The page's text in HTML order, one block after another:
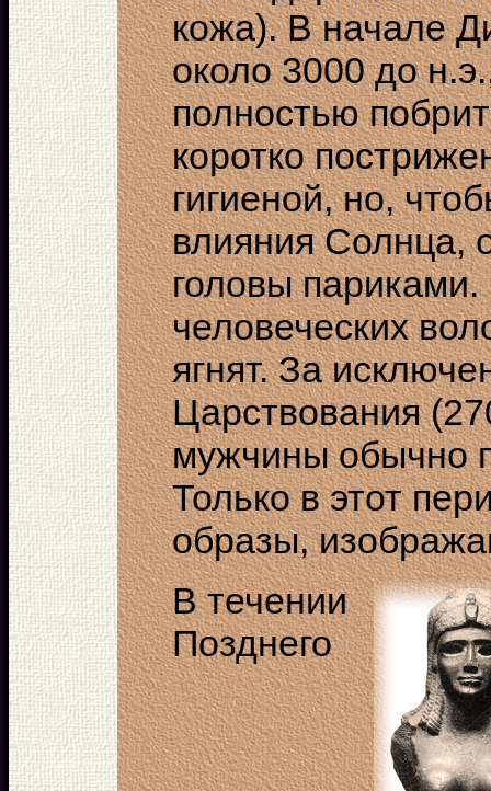
кожа). В начале
около 3000 до
полностью
коротко
гигиеной, но,
влияния Солнца,
головы
человеческих
ягнят. За
Царствования
мужчины обычно
Только в этот
образы,
В течении
Позднего